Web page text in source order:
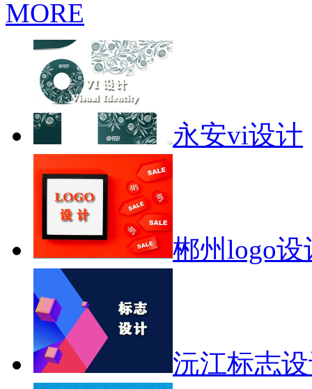
MORE
永安vi设计
郴州logo设
沅江标志